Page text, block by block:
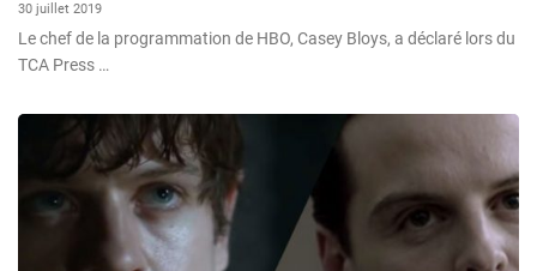
30 juillet 2019
Le chef de la programmation de HBO, Casey Bloys, a déclaré lors du
TCA Press …